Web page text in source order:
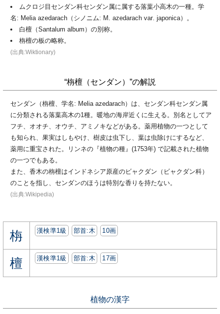
ムクロジ目センダン科センダン属に属する落葉小高木の一種。学
名: Melia azedarach（シノニム: M. azedarach var. japonica）。
白檀（Santalum album）の別称。
栴檀の板の略称。
(出典:Wiktionary)
“栴檀（センダン）”の解説
センダン（栴檀、学名: Melia azedarach）は、センダン科センダン属
に分類される落葉高木の1種。暖地の海岸近くに生える。別名としてア
フチ、オオチ、オウチ、アミノキなどがある。薬用植物の一つとして
も知られ、果実はしもやけ、樹皮は虫下し、葉は虫除けにするなど、
薬用に重宝された。リンネの『植物の種』(1753年) で記載された植物
の一つでもある。
また、香木の栴檀はインドネシア原産のビャクダン（ビャクダン科）
のことを指し、センダンのほうは特別な香りを持たない。
(出典:Wikipedia)
栴 漢検準1級 部首:⽊ 10画
檀 漢検準1級 部首:⽊ 17画
植物の漢字